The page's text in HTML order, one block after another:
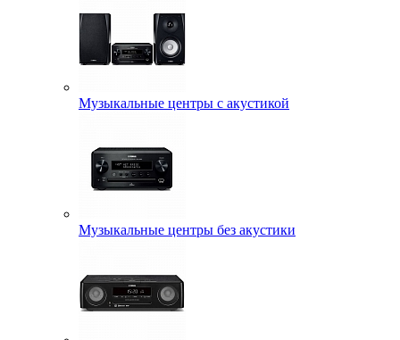
Музыкальные центры с акустикой
Музыкальные центры без акустики